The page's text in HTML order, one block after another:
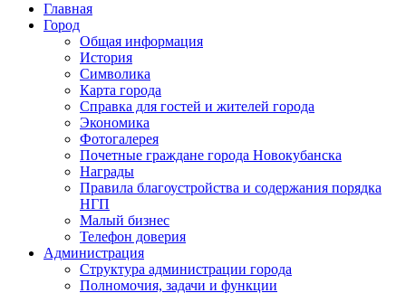
Главная
Город
Общая информация
История
Символика
Карта города
Справка для гостей и жителей города
Экономика
Фотогалерея
Почетные граждане города Новокубанска
Награды
Правила благоустройства и содержания порядка
НГП
Малый бизнес
Телефон доверия
Администрация
Структура администрации города
Полномочия, задачи и функции